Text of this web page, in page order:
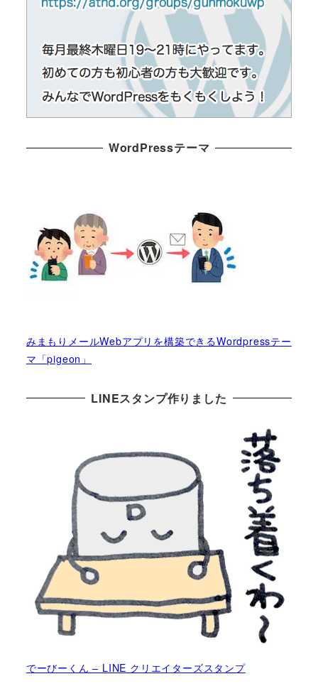
WordPressテーマ
みまもりメールWebアプリを構築できるWordpressテー
マ「pigeon」
LINEスタンプ作りました
でーびーくん – LINE クリエイターズスタンプ